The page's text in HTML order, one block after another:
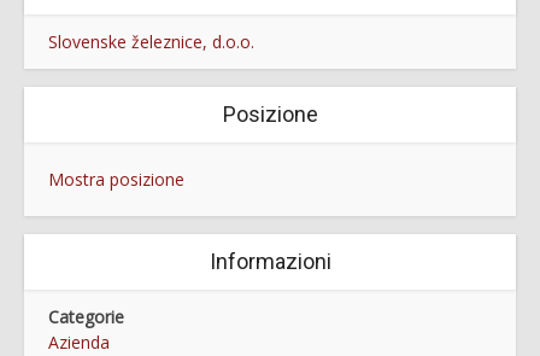
Slovenske železnice, d.o.o.
Posizione
Mostra posizione
Informazioni
Categorie
Azienda